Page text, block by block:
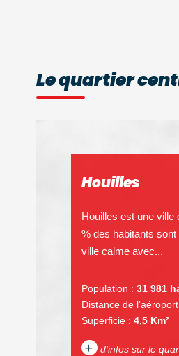
Le quartier
Houilles
Houilles est une ville
% des habitants
ville calme avec...
Population : 31 981
Distance de
Superficie : 4,5 Km²
+ d'infos sur le